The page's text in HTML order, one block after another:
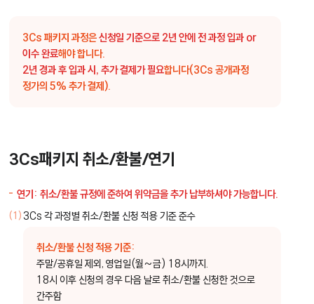
3Cs 패키지 과정은신청일 기준으로 2년 안에 전 과정 입과 or
이수 완료해야 합니다.
2년 경과 후 입과 시, 추가 결제가 필요합니다(3Cs 공개과정
정가의 5% 추가 결제).
3Cs패키지 취소/환불/연기
연기: 취소/환불 규정에 준하여 위약금을 추가 납부하셔야 가능합니다.
3Cs 각 과정별 취소/환불 신청 적용 기준 준수
취소/환불 신청 적용 기준:
주말/공휴일 제외, 영업일(월~금) 18시까지.
18시 이후 신청의 경우 다음 날로 취소/환불 신청한 것으로
간주함